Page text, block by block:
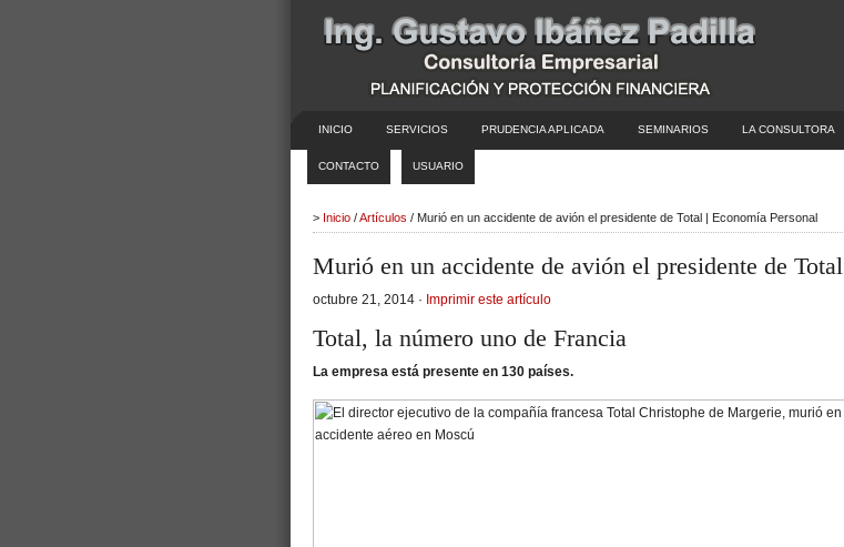
INICIO SERVICIOS PRUDENCIA APLICADA SEMINARIOS LA CONSULTORA
CONTACTO USUARIO
> Inicio /Artículos / Murió en un accidente de avión el presidente de Total | Economía Personal
Murió en un accidente de avión el presidente de Total
octubre 21, 2014 · Imprimir este artículo
Total, la número uno de Francia
La empresa está presente en 130 países.